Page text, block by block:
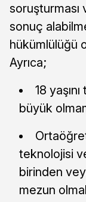
soruşturması
sonuç
hükümlülüğü
Ayrıca;
18
büyük
teknolojisi
birinden
mezun